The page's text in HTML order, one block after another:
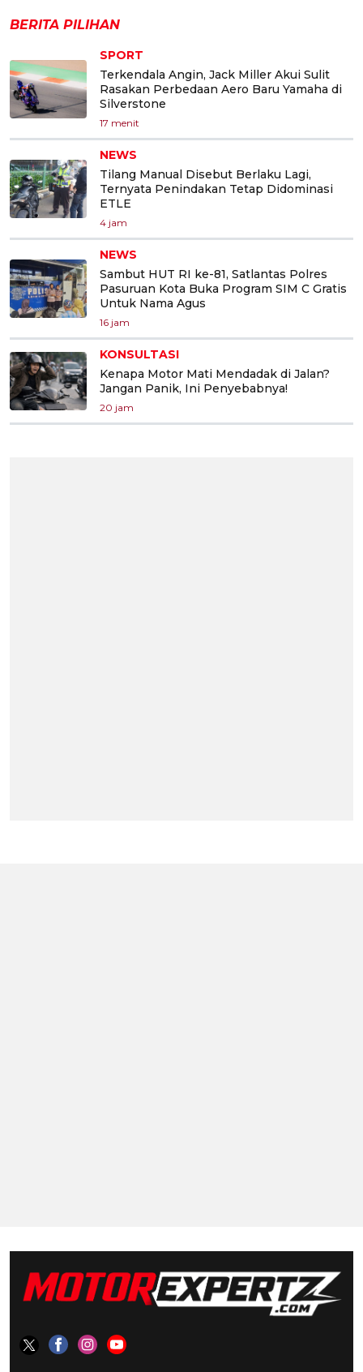
BERITA PILIHAN
SPORT
Terkendala Angin, Jack Miller Akui Sulit
Rasakan Perbedaan Aero Baru Yamaha di
Silverstone
17 menit
NEWS
Tilang Manual Disebut Berlaku Lagi,
Ternyata Penindakan Tetap Didominasi
ETLE
4 jam
NEWS
Sambut HUT RI ke-81, Satlantas Polres
Pasuruan Kota Buka Program SIM C Gratis
Untuk Nama Agus
16 jam
KONSULTASI
Kenapa Motor Mati Mendadak di Jalan?
Jangan Panik, Ini Penyebabnya!
20 jam